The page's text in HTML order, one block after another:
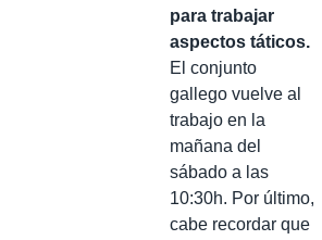
para trabajar
aspectos táticos.
El conjunto
gallego vuelve al
trabajo en la
mañana del
sábado a las
10:30h. Por último,
cabe recordar que